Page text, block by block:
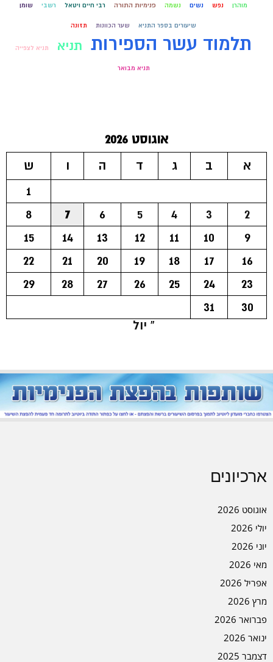
מוהרן נפש נשים נשמה פנימיות התורה רבי חיים ויטאל רשבי שומן
שיעורים בספר התניא שער הכוונות תזונה
תלמוד עשר הספירות תניא תניא לצפייה
תניא מבואר
אוגוסט 2026
א
ב ג ד ה ו
ש
1
2
3
4
5
6
7
8
9
10
11
12
13
14
15
16
17
18
19
20
21
22
23
24
25
26
27
28
29
30
31
« יול
ארכיונים
אוגוסט 2026
יולי 2026
יוני 2026
מאי 2026
אפריל 2026
מרץ 2026
פברואר 2026
ינואר 2026
דצמבר 2025